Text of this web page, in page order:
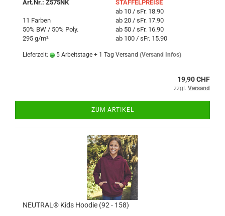
Art.Nr.: Z575NK
STAFFELPREISE
ab 10 / sFr. 18.90
11 Farben
ab 20 / sFr. 17.90
50% BW / 50% Poly.
ab 50 / sFr. 16.90
295 g/m²
ab 100 / sFr. 15.90
Lieferzeit: 5 Arbeitstage + 1 Tag Versand (Versand Infos)
19,90 CHF
zzgl. Versand
ZUM ARTIKEL
NEUTRAL® Kids Hoodie (92 - 158)